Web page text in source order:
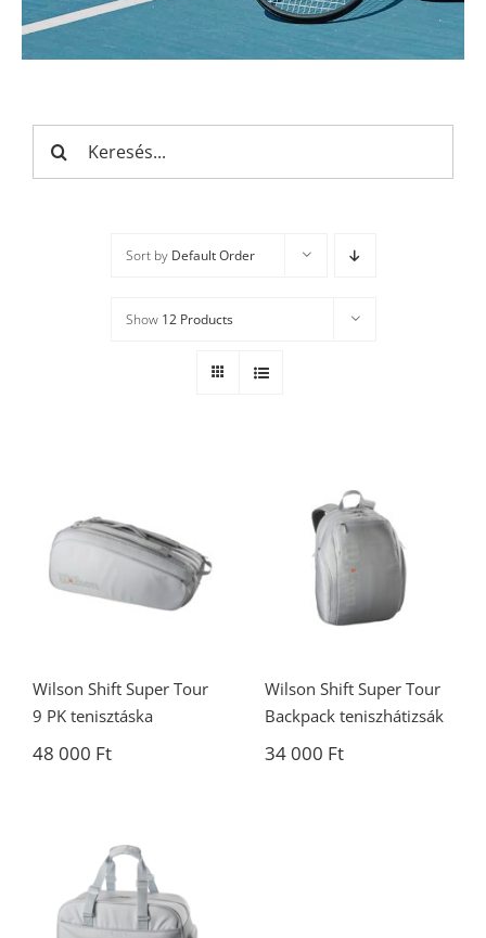
Sort by Default Order
Show 12 Products
Wilson Shift
Super Tour 9 PK
tenisztáska
Wilson Shift Super Tour
9 PK tenisztáska
48 000 Ft
Wilson Shift
Super Tour
Backpack
teniszhátizsák
Wilson Shift Super Tour
Backpack teniszhátizsák
34 000 Ft
Wilson Super
tour Shift Small